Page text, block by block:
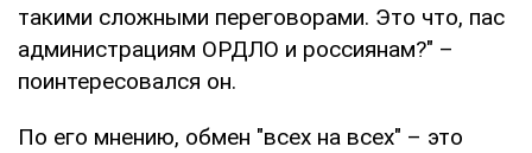
такими сложными переговорами. Это что, пас
администрациям ОРДЛО и россиянам?" –
поинтересовался он.
По его мнению, обмен "всех на всех" – это